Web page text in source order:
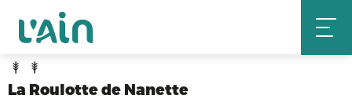
contenu
principal
Accueil La Roulotte de Nanette
La Roulotte de Nanette